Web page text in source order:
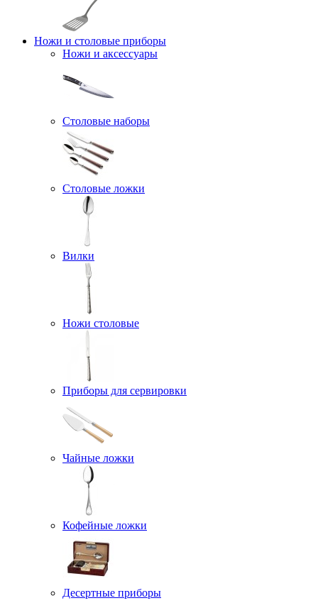
Ножи и столовые приборы
Ножи и аксессуары
Столовые наборы
Столовые ложки
Вилки
Ножи столовые
Приборы для сервировки
Чайные ложки
Кофейные ложки
Десертные приборы